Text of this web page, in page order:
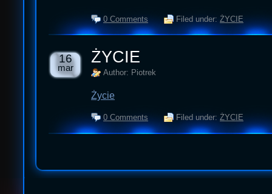
0 Comments Filed under: ŻYCIE
16
mar
ŻYCIE
Author: Piotrek
Życie
0 Comments Filed under: ŻYCIE